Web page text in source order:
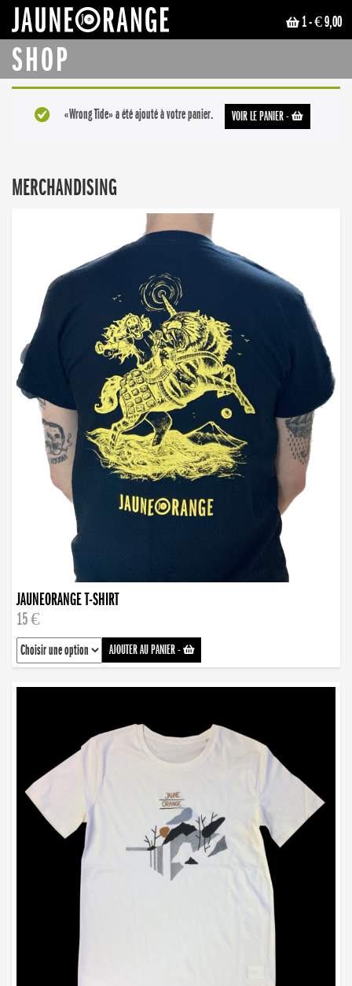
1- € 9,00
SHOP
VOIR LE PANIER-
«Wrong Tide» a été ajouté à votre panier.
MERCHANDISING
JAUNEORANGE T-SHIRT
15 €
AJOUTER AU PANIER-